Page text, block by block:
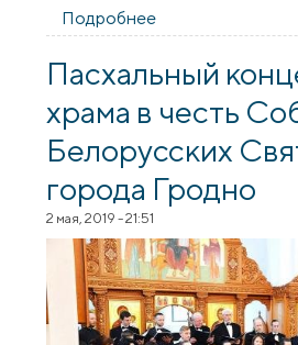
Подробнее
участников
случаю 100-
Покровского
Пасхальный
храма в честь
Белорусских
города Гродно
2 мая, 2019 - 21:51